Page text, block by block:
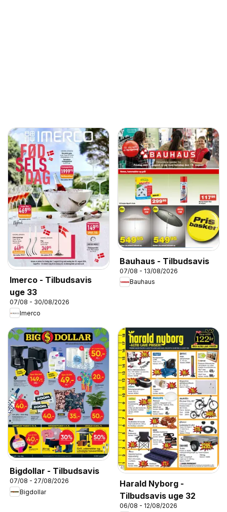
Imerco - Tilbudsavis
uge 33
07/08 - 30/08/2026
Imerco
Bauhaus - Tilbudsavis
07/08 - 13/08/2026
Bauhaus
Bigdollar - Tilbudsavis
07/08 - 27/08/2026
Bigdollar
Harald Nyborg -
Tilbudsavis uge 32
06/08 - 12/08/2026